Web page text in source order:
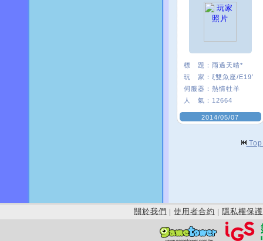
標 題： 雨過天晴*
玩 家： ξ雙魚座/E19’
伺服器： 熱情牡羊
人 氣： 12664
2014/05/07
關於我們 | 使用者合約 | 隱私權保護